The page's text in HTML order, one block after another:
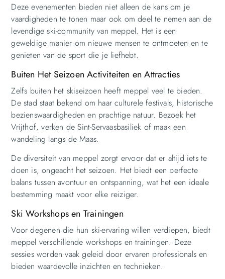
Deze evenementen bieden niet alleen de kans om je
vaardigheden te tonen maar ook om deel te nemen aan de
levendige ski-community van meppel. Het is een
geweldige manier om nieuwe mensen te ontmoeten en te
genieten van de sport die je liefhebt.
Buiten Het Seizoen Activiteiten en Attracties
Zelfs buiten het skiseizoen heeft meppel veel te bieden.
De stad staat bekend om haar culturele festivals, historische
bezienswaardigheden en prachtige natuur. Bezoek het
Vrijthof, verken de Sint-Servaasbasiliek of maak een
wandeling langs de Maas.
De diversiteit van meppel zorgt ervoor dat er altijd iets te
doen is, ongeacht het seizoen. Het biedt een perfecte
balans tussen avontuur en ontspanning, wat het een ideale
bestemming maakt voor elke reiziger.
Ski Workshops en Trainingen
Voor degenen die hun ski-ervaring willen verdiepen, biedt
meppel verschillende workshops en trainingen. Deze
sessies worden vaak geleid door ervaren professionals en
bieden waardevolle inzichten en technieken.